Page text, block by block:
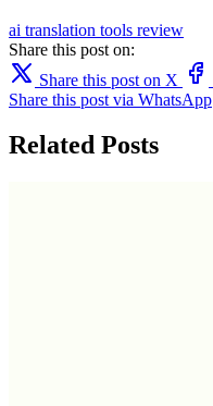
ai translation tools review
Share this post on:
Share this post on X
Share this post via WhatsApp
Related Posts